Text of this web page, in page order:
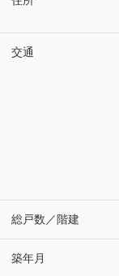
交通
総戸数／階建
築年月